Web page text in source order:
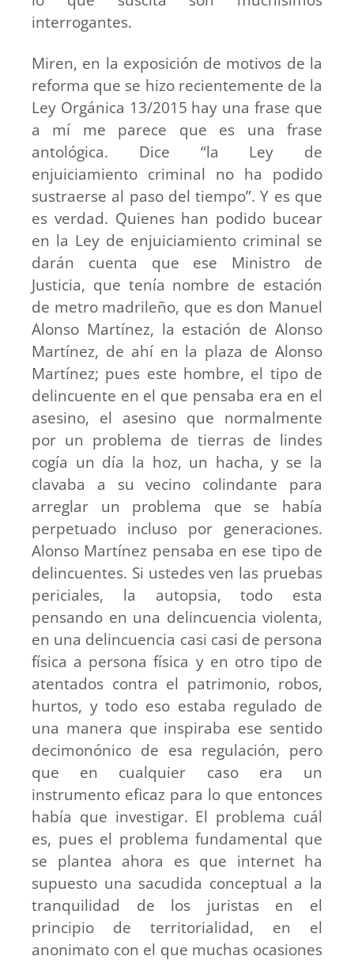
interrogantes.
Miren, en la exposición de motivos de la
reforma que se hizo recientemente de la
Ley Orgánica 13/2015 hay una frase que
a mí me parece que es una frase
antológica. Dice “la Ley de
enjuiciamiento criminal no ha podido
sustraerse al paso del tiempo”. Y es que
es verdad. Quienes han podido bucear
en la Ley de enjuiciamiento criminal se
darán cuenta que ese Ministro de
Justicia, que tenía nombre de estación
de metro madrileño, que es don Manuel
Alonso Martínez, la estación de Alonso
Martínez, de ahí en la plaza de Alonso
Martínez; pues este hombre, el tipo de
delincuente en el que pensaba era en el
asesino, el asesino que normalmente
por un problema de tierras de lindes
cogía un día la hoz, un hacha, y se la
clavaba a su vecino colindante para
arreglar un problema que se había
perpetuado incluso por generaciones.
Alonso Martínez pensaba en ese tipo de
delincuentes. Si ustedes ven las pruebas
periciales, la autopsia, todo esta
pensando en una delincuencia violenta,
en una delincuencia casi casi de persona
física a persona física y en otro tipo de
atentados contra el patrimonio, robos,
hurtos, y todo eso estaba regulado de
una manera que inspiraba ese sentido
decimonónico de esa regulación, pero
que en cualquier caso era un
instrumento eficaz para lo que entonces
había que investigar. El problema cuál
es, pues el problema fundamental que
se plantea ahora es que internet ha
supuesto una sacudida conceptual a la
tranquilidad de los juristas en el
principio de territorialidad, en el
anonimato con el que muchas ocasiones